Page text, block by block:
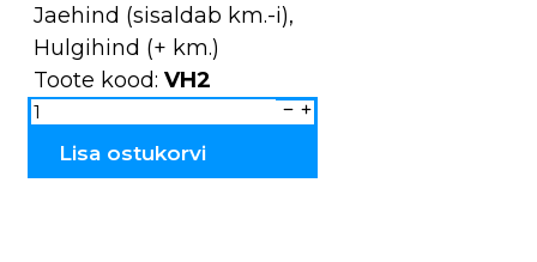
Jaehind (sisaldab km.-i),
Hulgihind (+ km.)
Toote kood: VH2
Võtmehoidja
ANNE
VH2
Lisa ostukorvi